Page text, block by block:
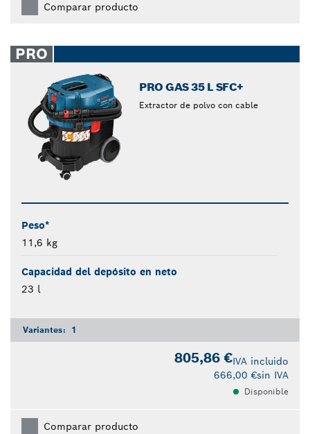
Comparar producto
PRO
PRO GAS 35 L SFC+
Extractor de polvo con cable
Peso*
11,6 kg
Capacidad del depósito en neto
23 l
Variantes: 1
805,86 €IVA incluido
666,00 €sin IVA
Disponible
Comparar producto